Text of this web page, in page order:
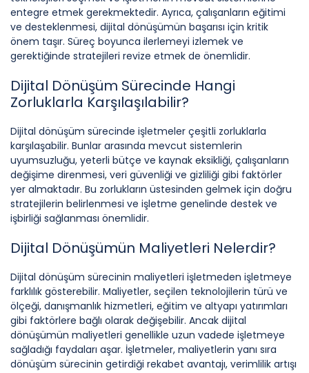
entegre etmek gerekmektedir. Ayrıca, çalışanların eğitimi
ve desteklenmesi, dijital dönüşümün başarısı için kritik
önem taşır. Süreç boyunca ilerlemeyi izlemek ve
gerektiğinde stratejileri revize etmek de önemlidir.
Dijital Dönüşüm Sürecinde Hangi
Zorluklarla Karşılaşılabilir?
Dijital dönüşüm sürecinde işletmeler çeşitli zorluklarla
karşılaşabilir. Bunlar arasında mevcut sistemlerin
uyumsuzluğu, yeterli bütçe ve kaynak eksikliği, çalışanların
değişime direnmesi, veri güvenliği ve gizliliği gibi faktörler
yer almaktadır. Bu zorlukların üstesinden gelmek için doğru
stratejilerin belirlenmesi ve işletme genelinde destek ve
işbirliği sağlanması önemlidir.
Dijital Dönüşümün Maliyetleri Nelerdir?
Dijital dönüşüm sürecinin maliyetleri işletmeden işletmeye
farklılık gösterebilir. Maliyetler, seçilen teknolojilerin türü ve
ölçeği, danışmanlık hizmetleri, eğitim ve altyapı yatırımları
gibi faktörlere bağlı olarak değişebilir. Ancak dijital
dönüşümün maliyetleri genellikle uzun vadede işletmeye
sağladığı faydaları aşar. İşletmeler, maliyetlerin yanı sıra
dönüşüm sürecinin getirdiği rekabet avantajı, verimlilik artışı